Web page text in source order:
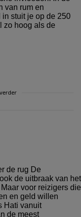
van rum en
stuit je op de 250
zo hoog als de